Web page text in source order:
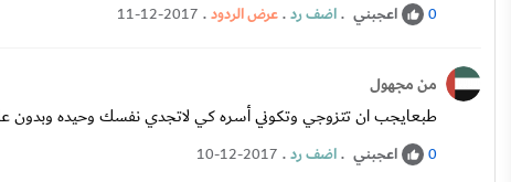
0 اعجبني .اضف رد.عرض الردود.
11-12-2017
من مجهول
طبعايجب ان تتزوجي وتكوني أسره كي لاتجدي نفسك وحيده وبدون
0 اعجبني .اضف رد.
10-12-2017